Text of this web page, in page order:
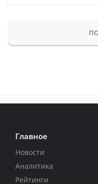
Главное
Новости
Аналитика
Рейтинги